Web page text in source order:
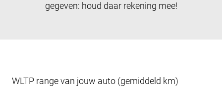
gegeven: houd daar rekening mee!
WLTP range van jouw auto (gemiddeld km)